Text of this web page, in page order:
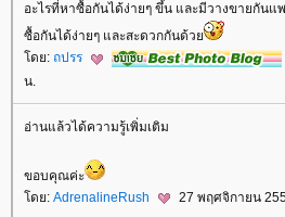
อะไรที่หาซื้อกันได้ง่ายๆ ขึ้น และมีวางขายกัน
ซื้อกันได้ง่ายๆ และสะดวกกันด้ว
ดย: ถปรร
น.
อ่านแล้วได้ความรู้เพิ่มเติม
ขอบคุณค่ะ
ดย: AdrenalineRush 27 พฤศจิกายน